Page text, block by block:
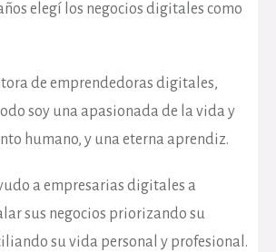
elegí los negocios digitales como
de emprendedoras digitales,
soy una apasionada de la vida y
humano, y una eterna aprendiz.
a empresarias digitales a
sus negocios priorizando su
su vida personal y profesional.